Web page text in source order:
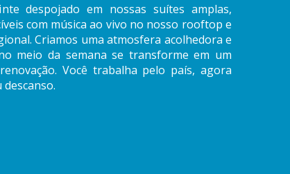
despojado em nossas suítes amplas,
com música ao vivo no nosso rooftop e
Criamos uma atmosfera acolhedora e
meio da semana se transforme em um
Você trabalha pelo país, agora